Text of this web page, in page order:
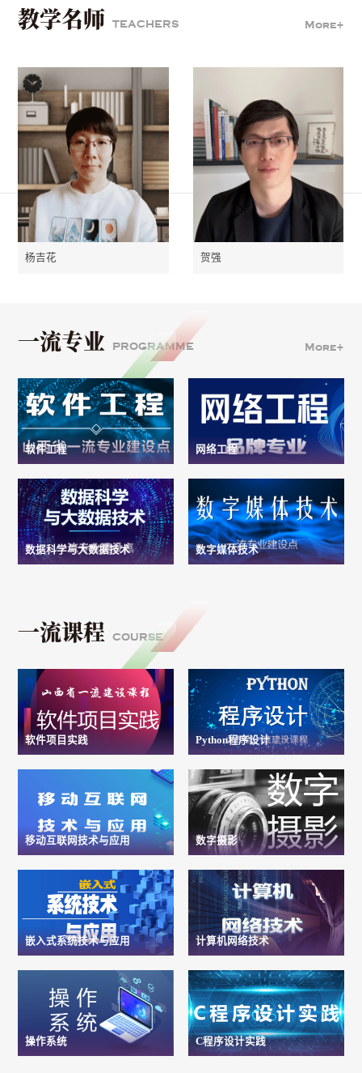
教学名师 TEACHERS More+
杨吉花 贺强
一流专业 PROGRAMME More+
软件工程 网络工程
数据科学与大数据技术 数字媒体技术
一流课程 COURSE
软件项目实践 Python程序设计
移动互联网技术与应用 数字摄影
嵌入式系统技术与应用 计算机网络技术
操作系统 C程序设计实践